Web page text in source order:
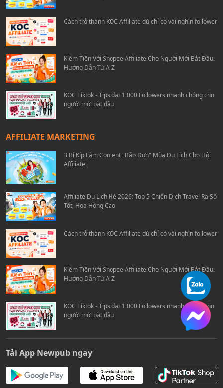
Cách trở thành KOC Affiliate dù chỉ có vài nghìn follower
Kiếm Tiền Với Shopee Affiliate Cho Người Mới Bắt Đầu:
Hướng Dẫn Từ A-Z
KOC Tiktok - Tips đạt 1.000 Followers nhanh chóng cho
người mới bắt đầu
AFFILIATE MARKETING
3 Bí Kíp Làm Content "Bão Đơn" Mùa Du Lịch Cho Hội
Affiliate
Affiliate Du Lịch Hè 2026: Top 5 Chiến Dịch Travel Ra Số
Tốt, Hoa Hồng Cao
Cách trở thành KOC Affiliate dù chỉ có vài nghìn follower
Kiếm Tiền Với Shopee Affiliate Cho Người Mới Bắt Đầu:
Hướng Dẫn Từ A-Z
KOC Tiktok - Tips đạt 1.000 Followers nhanh chóng cho
người mới bắt đầu
Tải App Newpub ngay